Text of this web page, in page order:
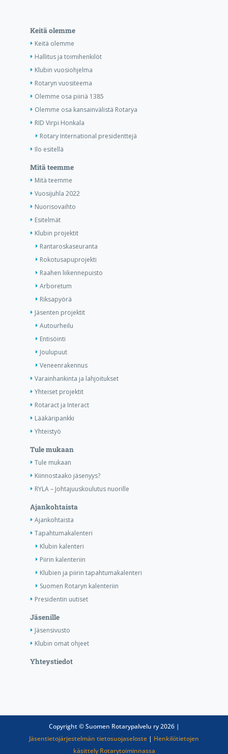
Keitä olemme
Keitä olemme
Hallitus ja toimihenkilöt
Klubin vuosiohjelma
Rotaryn vuositeema
Olemme osa piiriä 1385
Olemme osa kansainvälistä Rotarya
RID Virpi Honkala
Rotary International presidenttejä
Ilo esitellä
Mitä teemme
Mitä teemme
Vuosijuhla 2022
Nuorisovaihto
Esitelmät
Klubin projektit
Rantaroskaseuranta
Rokotusapuprojekti
Raahen liikennepuisto
Arboretum
Riksapyörä
Jäsenten projektit
Autourheilu
Entisöinti
Joulupuut
Veneenrakennus
Varainhankinta ja lahjoitukset
Yhteiset projektit
Rotaract ja Interact
Lääkäripankki
Yhteistyö
Tule mukaan
Tule mukaan
Kiinnostaako jäsenyys?
RYLA – Johtajuuskoulutus nuorille
Ajankohtaista
Ajankohtaista
Tapahtumakalenteri
Klubin kalenteri
Piirin kalenteriin
Klubien ja piirin tapahtumakalenteri
Suomen Rotaryn kalenteriin
Presidentin uutiset
Jäsenille
Jäsensivusto
Klubin omat ohjeet
Yhteystiedot
Copyright © Suomen Rotarypalvelu ry 2026 |
Jäsentietojärjestelmän tietosuojaseloste | Henkilötietojen
käsittely Rotarytoiminnassa